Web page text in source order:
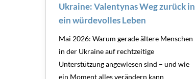
Ukraine: Valentynas Weg zurück in
ein würdevolles Leben
Mai 2026: Warum gerade ältere Menschen
in der Ukraine auf rechtzeitige
Unterstützung angewiesen sind – und wie
ein Moment alles verändern kann